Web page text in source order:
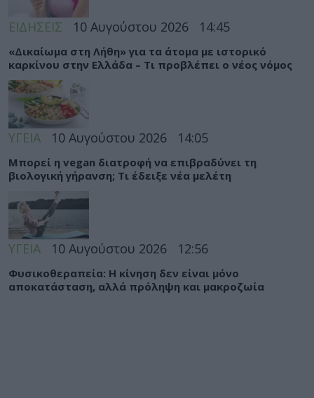
ΕΙΔΗΣΕΙΣ 10 Αυγούστου 2026 14:45
«Δικαίωμα στη Λήθη» για τα άτομα με ιστορικό
καρκίνου στην Ελλάδα – Τι προβλέπει ο νέος νόμος
ΥΓΕΙΑ 10 Αυγούστου 2026 14:05
Μπορεί η vegan διατροφή να επιβραδύνει τη
βιολογική γήρανση; Τι έδειξε νέα μελέτη
ΥΓΕΙΑ 10 Αυγούστου 2026 12:56
Φυσικοθεραπεία: Η κίνηση δεν είναι μόνο
αποκατάσταση, αλλά πρόληψη και μακροζωία